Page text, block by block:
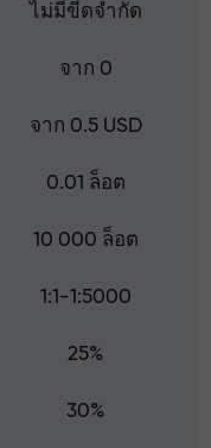
ไม่มีขีดจำกัด
จาก 0
จาก 0.5 USD
0.01 ล็อต
10 000 ล็อต
1:1-1:5000
25%
30%